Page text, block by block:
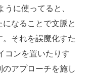
に使ってると、
なることで文脈と
それを誤魔化すた
コンを置いたりす
アプローチを施し